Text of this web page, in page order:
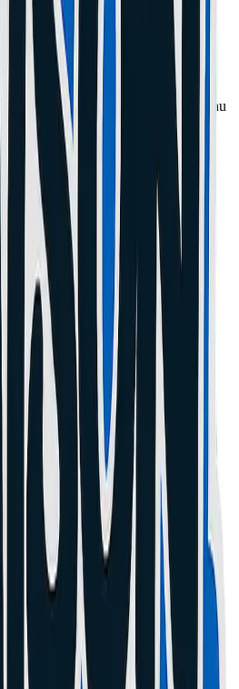
Max
mAh. Autonomie retrouvée comme au
iPhone 15 Pro Max
On Titanium
autonomie
15 Pro Max à
d'un iPhone 15 Pro
Always-On Titanium : 189€.
de charge : 49€-69€.
gratuit à Cannes et Le Cannet.
un iPhone 15 Pro Max à